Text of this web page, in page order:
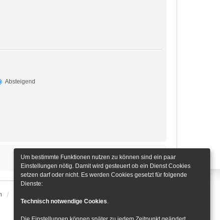
Absteigend
Um bestimmte Funktionen nutzen zu können sind ein paar
Einstellungen nötig. Damit wird gesteuert ob ein Dienst Cookies
setzen darf oder nicht. Es werden Cookies gesetzt für folgende
Dienste:
Technisch notwendige Cookies.